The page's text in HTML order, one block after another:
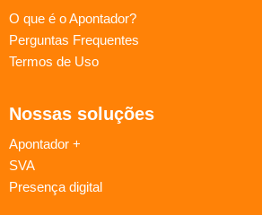
O que é o Apontador?
Perguntas Frequentes
Termos de Uso
Nossas soluções
Apontador +
SVA
Presença digital